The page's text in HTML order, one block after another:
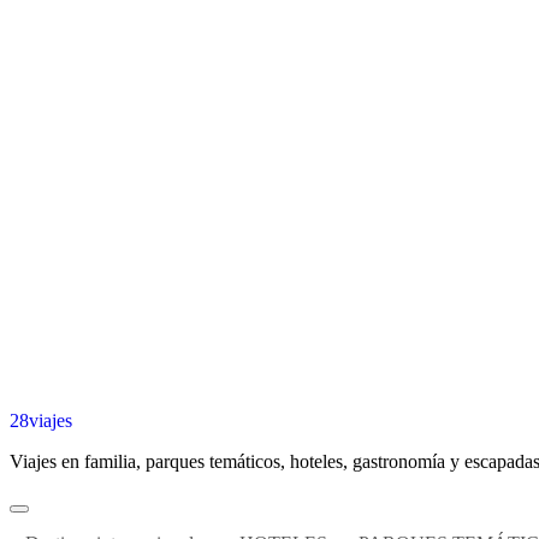
28viajes
Viajes en familia, parques temáticos, hoteles, gastronomía y